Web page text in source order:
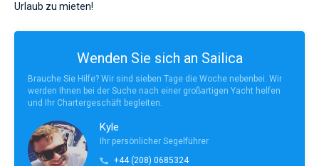
Urlaub zu mieten!
Wenden Sie sich an Sailica
Brauche Sie Hilfe? Wir sind sieben Tage die Woche nebenbei. Wir
werden Ihnen bei der Suche nach einer großartigen Yacht helfen
und Ihr Chartergeschäft begleiten.
Kyle
Ihr persönlicher Segelführer
+44 (208) 0685324